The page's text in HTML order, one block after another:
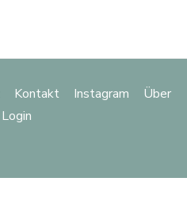
Kontakt Instagram
Über
Login